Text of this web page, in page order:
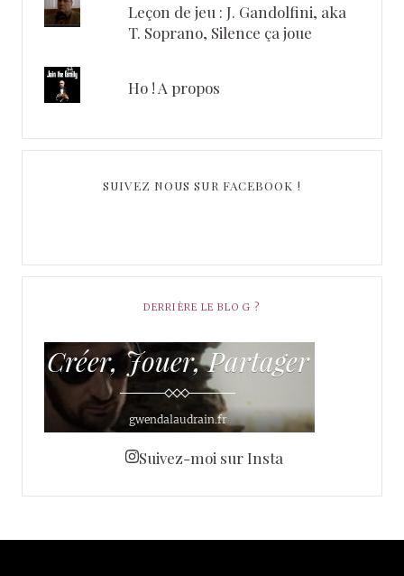
Leçon de jeu : J. Gandolfini, aka
T. Soprano, Silence ça joue
Ho ! A propos
SUIVEZ NOUS SUR FACEBOOK !
DERRIÈRE LE BLOG ?
Suivez-moi sur Insta